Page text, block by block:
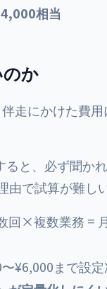
相当
か
走にかけた費
と、必ず聞か
で試算が難し
×複数業務 =
¥6,000まで設